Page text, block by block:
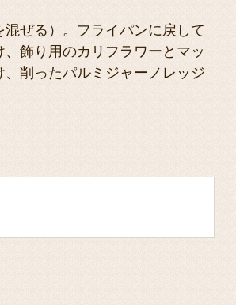
ぜる）。フライパンに戻して
飾り用のカリフラワーとマッ
削ったパルミジャーノレッジ